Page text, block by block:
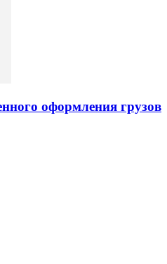
оформления грузов